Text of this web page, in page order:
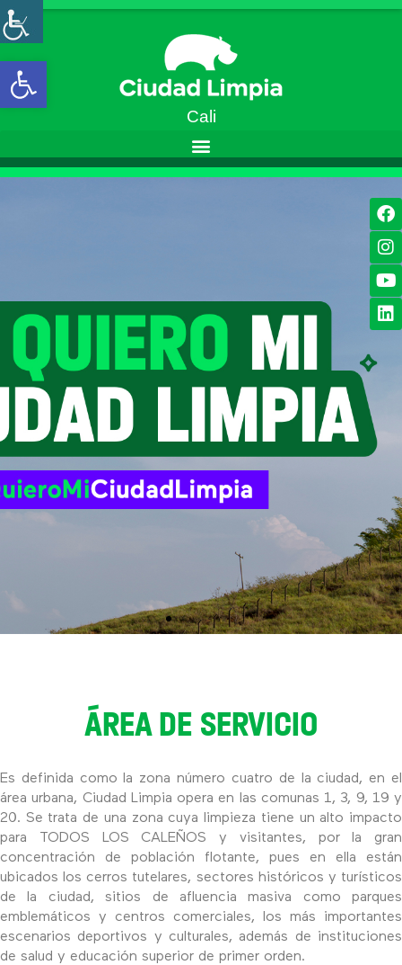
Open toolbar
Cali
ÁREA DE SERVICIO
Es definida como la zona número cuatro de la ciudad, en el
área urbana, Ciudad Limpia opera en las comunas 1, 3, 9, 19 y
20. Se trata de una zona cuya limpieza tiene un alto impacto
para TODOS LOS CALEÑOS y visitantes, por la gran
concentración de población flotante, pues en ella están
ubicados los cerros tutelares, sectores históricos y turísticos
de la ciudad, sitios de afluencia masiva como parques
emblemáticos y centros comerciales, los más importantes
escenarios deportivos y culturales, además de instituciones
de salud y educación superior de primer orden.